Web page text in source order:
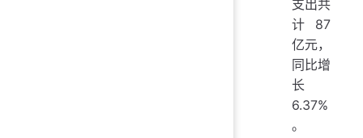
支出共
计87
亿元，
同比增
长
6.37%
。